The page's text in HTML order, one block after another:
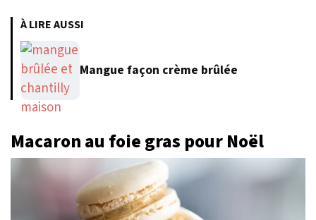
À LIRE AUSSI
Mangue façon crème brûlée
Macaron au foie gras pour Noël